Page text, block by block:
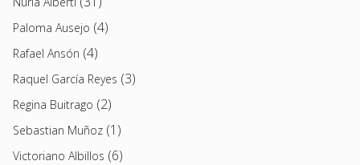
Paloma Ausejo (4)
Rafael Ansón (4)
Raquel García Reyes (3)
Regina Buitrago (2)
Sebastian Muñoz (1)
Victoriano Albillos (6)